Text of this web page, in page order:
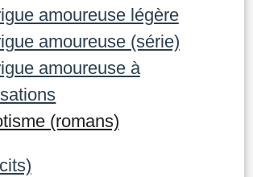
amoureuse légère
amoureuse (série)
amoureuse à
(romans)